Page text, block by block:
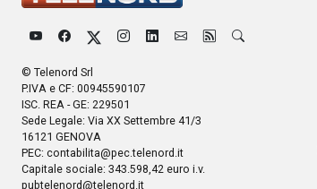
© Telenord Srl
P.IVA e CF: 00945590107
ISC. REA - GE: 229501
Sede Legale: Via XX Settembre 41/3
16121 GENOVA
PEC: contabilita@pec.telenord.it
Capitale sociale: 343.598,42 euro i.v.
pubtelenord@telenord.it